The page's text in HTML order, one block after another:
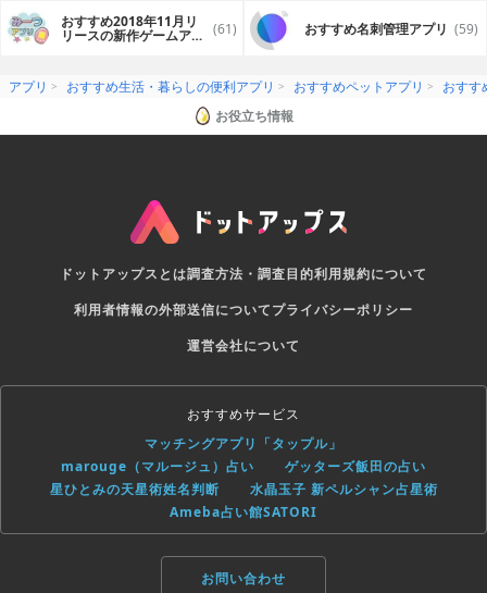
おすすめ2018年11月リ
リースの新作ゲームアプ (61) おすすめ名刺管理アプリ (59)
アプリ おすすめ生活・暮らしの便利アプリ おすすめペットアプリ
おすす
お役立ち情報
ドットアップスとは調査方法・調査目的利用規約について
利用者情報の外部送信についてプライバシーポリシー
運営会社について
おすすめサービス
マッチングアプリ「タップル」
marouge（マルージュ）占い
ゲッターズ飯田の占い
星ひとみの天星術姓名判断
水晶玉子 新ペルシャン占星術
Ameba占い館SATORI
お問い合わせ